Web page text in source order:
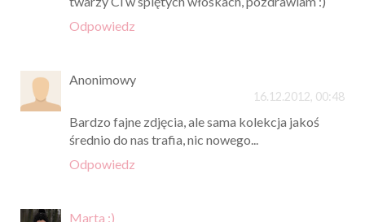
Odpowiedz
Anonimowy
16.12.2012, 00:48
Bardzo fajne zdjęcia, ale sama kolekcja jakoś
średnio do nas trafia, nic nowego...
Odpowiedz
Marta :)